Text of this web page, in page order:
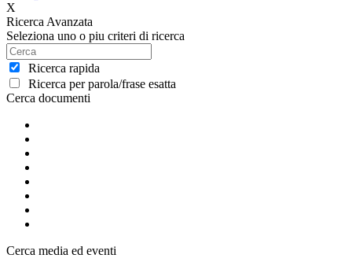
X
Ricerca Avanzata
Seleziona uno o piu criteri di ricerca
Ricerca rapida
Ricerca per parola/frase esatta
Cerca documenti
Cerca media ed eventi